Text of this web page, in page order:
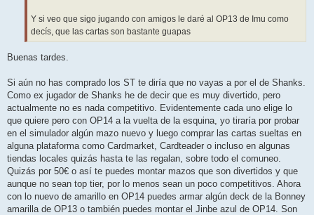
Y si veo que sigo jugando con amigos le daré al OP13 de Imu como
decís, que las cartas son bastante guapas
Buenas tardes.
Si aún no has comprado los ST te diría que no vayas a por el de Shanks.
Como ex jugador de Shanks he de decir que es muy divertido, pero
actualmente no es nada competitivo. Evidentemente cada uno elige lo
que quiere pero con OP14 a la vuelta de la esquina, yo tiraría por probar
en el simulador algún mazo nuevo y luego comprar las cartas sueltas en
alguna plataforma como Cardmarket, Cardteader o incluso en algunas
tiendas locales quizás hasta te las regalan, sobre todo el comuneo.
Quizás por 50€ o así te puedes montar mazos que son divertidos y que
aunque no sean top tier, por lo menos sean un poco competitivos. Ahora
con lo nuevo de amarillo en OP14 puedes armar algún deck de la Bonney
amarilla de OP13 o también puedes montar el Jinbe azul de OP14. Son